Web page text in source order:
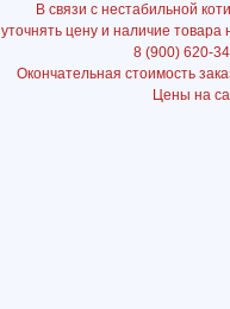
В связи с нестабильной
уточнять цену и наличие
8 (900) 620-
Окончательная стоимость
Цены на